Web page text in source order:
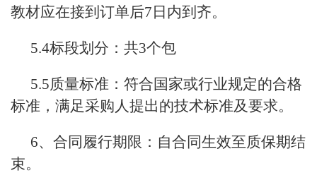
教材应在接到订单后7日内到齐。
5.4标段划分：共3个包
5.5质量标准：符合国家或行业规定的合格
标准，满足采购人提出的技术标准及要求。
6、合同履行期限：自合同生效至质保期结
束。